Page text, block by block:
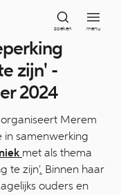
zoeken menu
zijn' -
2024
organiseert Merem
samenwerking
met als thema
te zijn'. Binnen haar
ouders en